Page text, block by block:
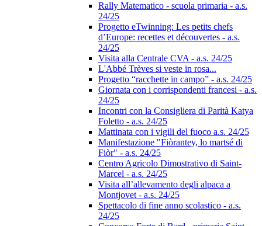
Rally Matematico - scuola primaria - a.s.
24/25
Progetto eTwinning: Les petits chefs
d’Europe: recettes et découvertes - a.s.
24/25
Visita alla Centrale CVA - a.s. 24/25
L'Abbé Trèves si veste in rosa...
Progetto “racchette in campo” - a.s. 24/25
Giornata con i corrispondenti francesi - a.s.
24/25
Incontri con la Consigliera di Parità Katya
Foletto - a.s. 24/25
Mattinata con i vigili del fuoco a.s. 24/25
Manifestazione "Fiòrantey, lo martsé di
Fiòr" - a.s. 24/25
Centro Agricolo Dimostrativo di Saint-
Marcel - a.s. 24/25
Visita all’allevamento degli alpaca a
Montjovet - a.s. 24/25
Spettacolo di fine anno scolastico - a.s.
24/25